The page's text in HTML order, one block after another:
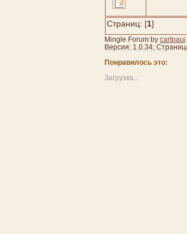
Страниц: [1]
Mingle Forum by cartpauj
Версия: 1.0.34;
Понравилось это:
Загрузка...